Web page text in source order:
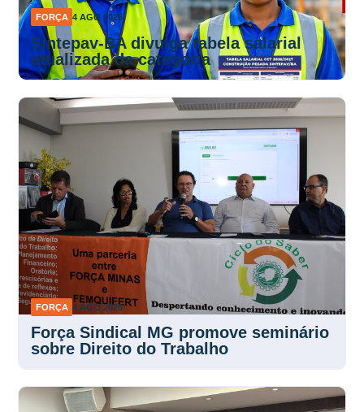
FORÇA 4 AGO 2026
Sintepav-BA divulga tabela salarial
atualizada da categoria
FORÇA 4 AGO 2026
Força Sindical MG promove seminário
sobre Direito do Trabalho